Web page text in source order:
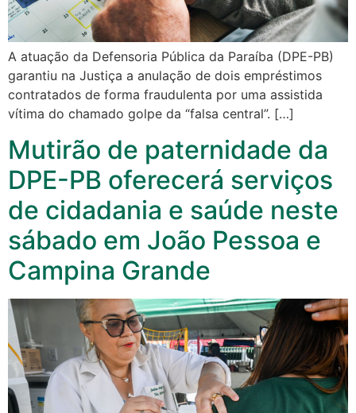
A atuação da Defensoria Pública da Paraíba (DPE-PB)
garantiu na Justiça a anulação de dois empréstimos
contratados de forma fraudulenta por uma assistida
vítima do chamado golpe da “falsa central”. […]
Mutirão de paternidade da
DPE-PB oferecerá serviços
de cidadania e saúde neste
sábado em João Pessoa e
Campina Grande